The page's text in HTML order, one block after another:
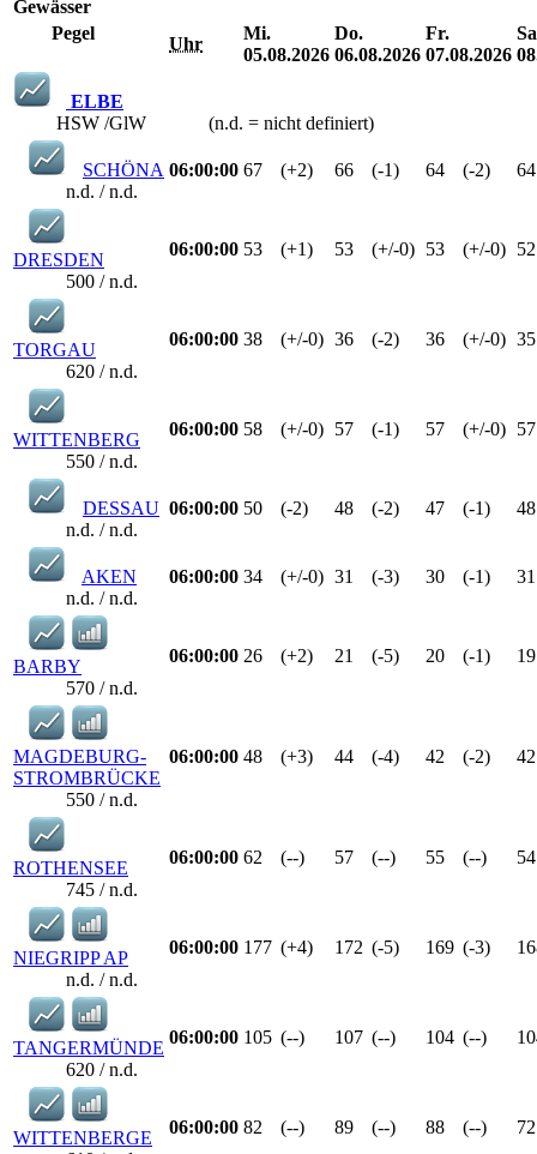
Gewässer
Pegel
Uhr
Mi.
05.08.2026
Do.
06.08.2026
Fr.
07.08.2026
ELBE
HSW /GlW (n.d. = nicht definiert)
SCHÖNA
n.d. / n.d.
06:00:00 67 (+2) 66 (-1) 64 (-2) 64
DRESDEN
500 / n.d.
06:00:00 53 (+1) 53 (+/-0) 53 (+/-0) 52
TORGAU
620 / n.d.
06:00:00 38 (+/-0) 36 (-2) 36 (+/-0) 35
WITTENBERG
550 / n.d.
06:00:00 58 (+/-0) 57 (-1) 57 (+/-0) 57
DESSAU
n.d. / n.d.
06:00:00 50 (-2) 48 (-2) 47 (-1) 48
AKEN
n.d. / n.d.
06:00:00 34 (+/-0) 31 (-3) 30 (-1) 31
BARBY
570 / n.d.
06:00:00 26 (+2) 21 (-5) 20 (-1) 19
MAGDEBURG-
STROMBRÜCKE
550 / n.d.
06:00:00 48 (+3) 44 (-4) 42 (-2) 42
ROTHENSEE
745 / n.d.
06:00:00 62 (--) 57 (--) 55 (--) 54
NIEGRIPP AP
n.d. / n.d.
06:00:00 177 (+4) 172 (-5) 169 (-3)
TANGERMÜNDE
620 / n.d.
06:00:00 105 (--) 107 (--) 104 (--)
WITTENBERGE
06:00:00 82 (--) 89 (--) 88 (--) 72